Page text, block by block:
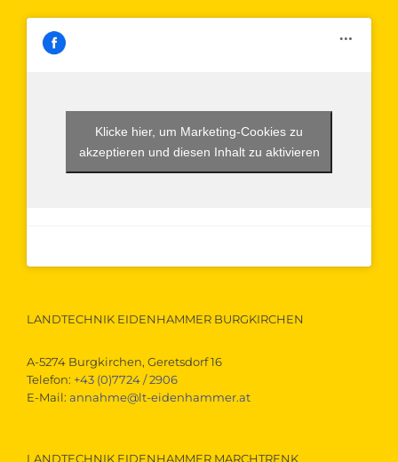
Klicke hier, um Marketing-Cookies zu
akzeptieren und diesen Inhalt zu aktivieren
LANDTECHNIK EIDENHAMMER BURGKIRCHEN
A-5274 Burgkirchen, Geretsdorf 16
Telefon: +43 (0)7724 / 2906
E-Mail: annahme@lt-eidenhammer.at
LANDTECHNIK EIDENHAMMER MARCHTRENK